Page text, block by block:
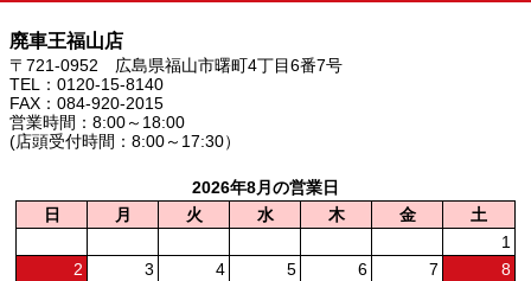
廃車王福山店
〒721-0952 広島県福山市曙町4丁目6番7号
TEL：0120-15-8140
FAX：084-920-2015
営業時間：8:00～18:00
(店頭受付時間：8:00～17:30）
2026年8月の営業日
日
月 火 水 木 金
土
1
2
3 4 5 6 7
8